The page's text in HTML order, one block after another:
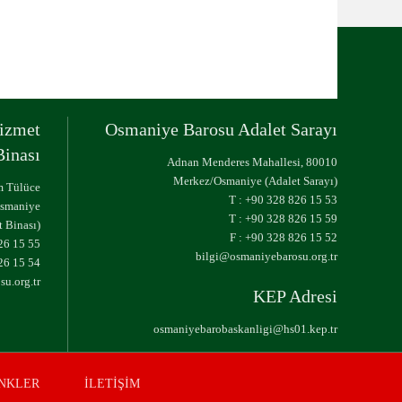
Tülüce
Binası)
15 55
15 54
Osmaniye Barosu Adalet Sarayı
Adnan Menderes Mahallesi, 80010
Merkez/Osmaniye (Adalet Sarayı)
T : +90 328 826 15 53
T : +90 328 826 15 59
F : +90 328 826 15 52
bilgi@osmaniyebarosu.org.tr
KEP Adresi
osmaniyebarobaskanligi@hs01.kep.tr
İLETİŞİM